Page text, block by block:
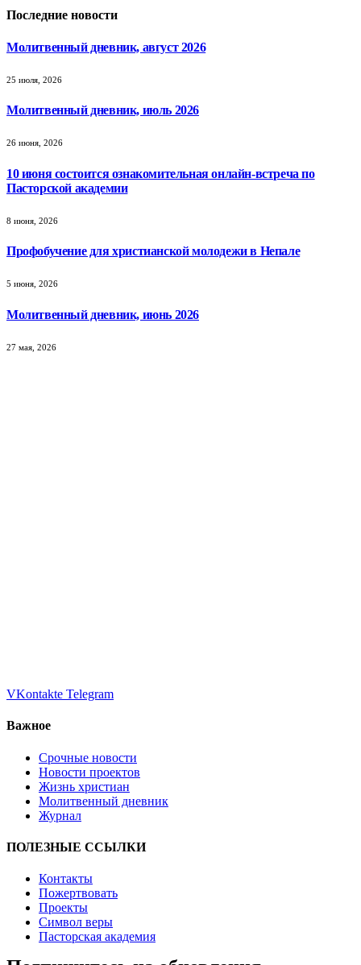
Последние новости
Молитвенный дневник, август 2026
25 июля, 2026
Молитвенный дневник, июль 2026
26 июня, 2026
10 июня состоится ознакомительная онлайн-встреча по
Пасторской академии
8 июня, 2026
Профобучение для христианской молодежи в Непале
5 июня, 2026
Молитвенный дневник, июнь 2026
27 мая, 2026
VKontakte Telegram
Важное
Срочные новости
Новости проектов
Жизнь христиан
Молитвенный дневник
Журнал
ПОЛЕЗНЫЕ ССЫЛКИ
Контакты
Пожертвовать
Проекты
Символ веры
Пасторская академия